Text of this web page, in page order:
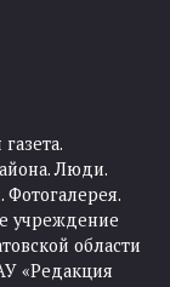
Люди.
учреждение
области
«Редакция